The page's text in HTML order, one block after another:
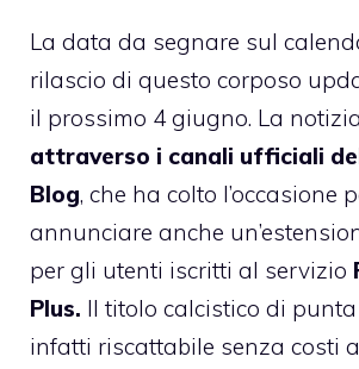
La data da segnare sul
rilascio di questo corposo
il prossimo 4 giugno. La notizia
attraverso i canali ufficiali
Blog, che ha colto l’occasione
annunciare anche
per gli utenti iscritti al servizio
Plus. Il titolo calcistico di
infatti riscattabile senza costi